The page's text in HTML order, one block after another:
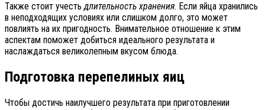
Также стоит учестьдлительность хранения. Если яйца хранились
в неподходящих условиях или слишком долго, это может
повлиять на их пригодность. Внимательное отношение к этим
аспектам поможет добиться идеального результата и
наслаждаться великолепным вкусом блюда.
Подготовка перепелиных яиц
Чтобы достичь наилучшего результата при приготовлении